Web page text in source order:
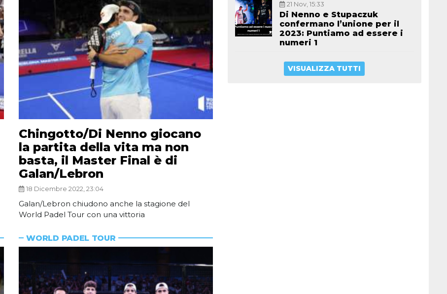
Chingotto/Di Nenno giocano
la partita della vita ma non
basta, il Master Final è di
Galan/Lebron
18 Dicembre 2022, 23:04
Galan/Lebron chiudono anche la stagione del
World Padel Tour con una vittoria
WORLD PADEL TOUR
21 Nov, 15:33
Di Nenno e Stupaczuk
confermano l’unione per il
2023: Puntiamo ad essere i
numeri 1
VISUALIZZA TUTTI